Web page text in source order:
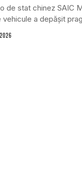
de stat chinez SAIC
a depășit